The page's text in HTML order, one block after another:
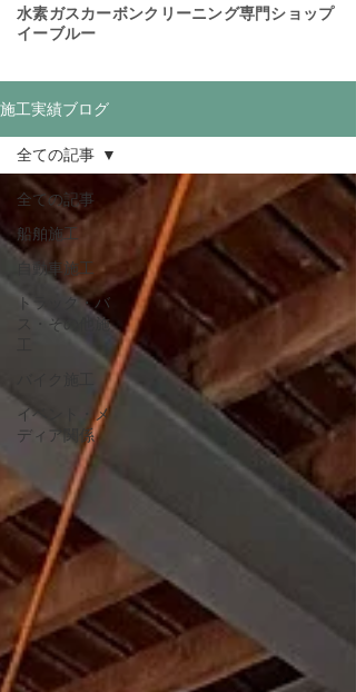
​水素ガスカーボンクリーニング専門ショップ
イーブルー
施工実績ブログ
全ての記事
船舶施工
自動車施工
トラック・バ
ス・その他施
イベント・メ
ディア関係
全ての記事